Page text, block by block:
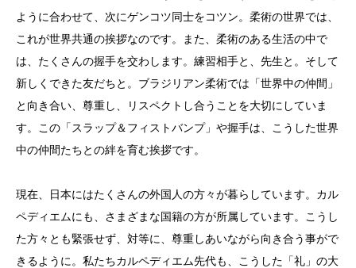
ように合わせて、次にゲンコツ同士をコツン。柔術の世界では、
これが世界共通の挨拶なのです。また、柔術のある生活の中で
は、たくさんの握手を交わします。練習相手と、先生と。そして
新しくできた友だちと。ブラジリアン柔術では「世界中の仲間」
と向き合い、尊重し、リスペクトし合うことを大切にしていま
す。この「スラップ＆フィストバンプ」や握手は、こうした世界
中の仲間たちとの絆を育む挨拶です。
現在、日本にはたくさんの外国人の方々が暮らしています。カル
ペディエムにも、さまざまな国籍の方が所属しています。こうし
た方々とも緊張せず、対等に、尊重しあいながら向き合う事がで
きるように。私たちカルペディエム先代も、こうした「礼」の大